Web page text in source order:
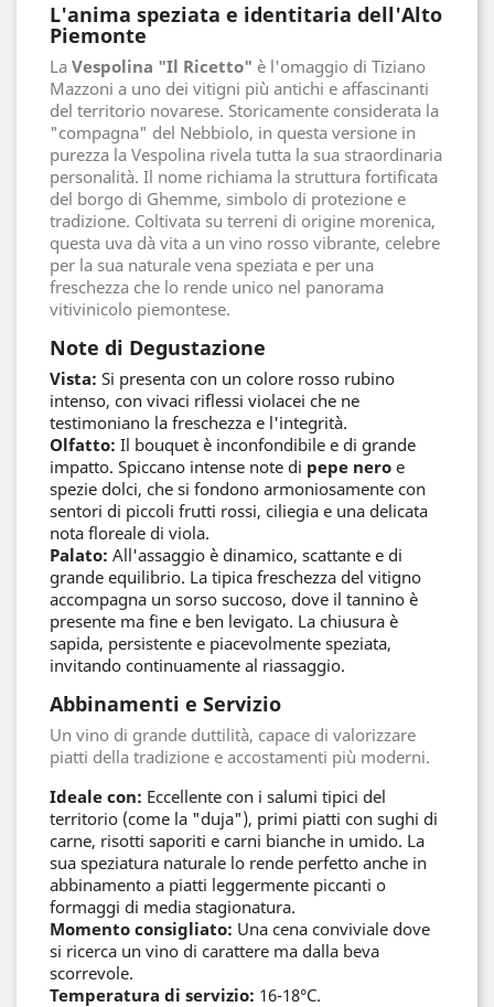
L'anima speziata e identitaria dell'Alto
Piemonte
La Vespolina "Il Ricetto" è l'omaggio di Tiziano
Mazzoni a uno dei vitigni più antichi e affascinanti
del territorio novarese. Storicamente considerata la
"compagna" del Nebbiolo, in questa versione in
purezza la Vespolina rivela tutta la sua straordinaria
personalità. Il nome richiama la struttura fortificata
del borgo di Ghemme, simbolo di protezione e
tradizione. Coltivata su terreni di origine morenica,
questa uva dà vita a un vino rosso vibrante, celebre
per la sua naturale vena speziata e per una
freschezza che lo rende unico nel panorama
vitivinicolo piemontese.
Note di Degustazione
Vista: Si presenta con un colore rosso rubino
intenso, con vivaci riflessi violacei che ne
testimoniano la freschezza e l'integrità.
Olfatto: Il bouquet è inconfondibile e di grande
impatto. Spiccano intense note di pepe nero e
spezie dolci, che si fondono armoniosamente con
sentori di piccoli frutti rossi, ciliegia e una delicata
nota floreale di viola.
Palato: All'assaggio è dinamico, scattante e di
grande equilibrio. La tipica freschezza del vitigno
accompagna un sorso succoso, dove il tannino è
presente ma fine e ben levigato. La chiusura è
sapida, persistente e piacevolmente speziata,
invitando continuamente al riassaggio.
Abbinamenti e Servizio
Un vino di grande duttilità, capace di valorizzare
piatti della tradizione e accostamenti più moderni.
Ideale con: Eccellente con i salumi tipici del
territorio (come la "duja"), primi piatti con sughi di
carne, risotti saporiti e carni bianche in umido. La
sua speziatura naturale lo rende perfetto anche in
abbinamento a piatti leggermente piccanti o
formaggi di media stagionatura.
Momento consigliato: Una cena conviviale dove
si ricerca un vino di carattere ma dalla beva
scorrevole.
Temperatura di servizio: 16-18°C.